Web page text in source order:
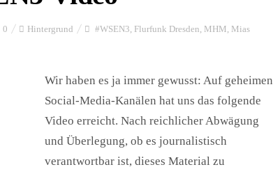
0 Hintergrund #WSEN3, Flurfunk Dresden, MHM, Mias
Wir haben es ja immer gewusst: Auf geheimen
Social-Media-Kanälen hat uns das folgende
Video erreicht. Nach reichlicher Abwägung
und Überlegung, ob es journalistisch
verantwortbar ist, dieses Material zu